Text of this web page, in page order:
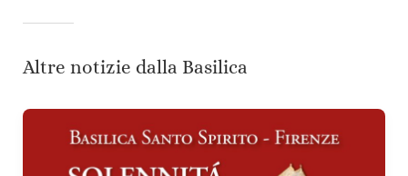
Altre notizie dalla Basilica